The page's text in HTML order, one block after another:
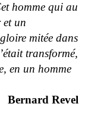
homme qui au
et un
mitée dans
transformé,
en un homme
Bernard Revel